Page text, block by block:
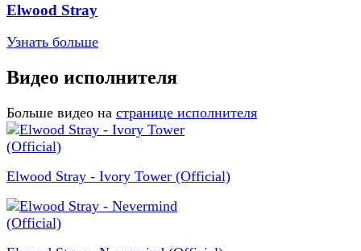
Elwood Stray
Узнать больше
Видео исполнителя
Больше видео на странице исполнителя
Elwood Stray - Ivory Tower (Official)